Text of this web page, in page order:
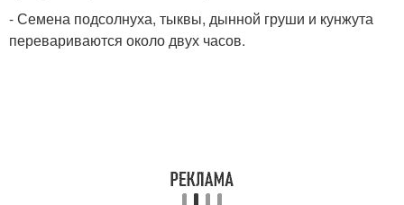
- Семена подсолнуха, тыквы, дынной груши и кунжута
перевариваются около двух часов.